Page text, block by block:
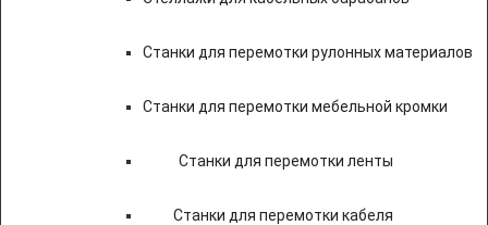
Станки для перемотки рулонных материалов
Станки для перемотки мебельной кромки
Станки для перемотки ленты
Станки для перемотки кабеля